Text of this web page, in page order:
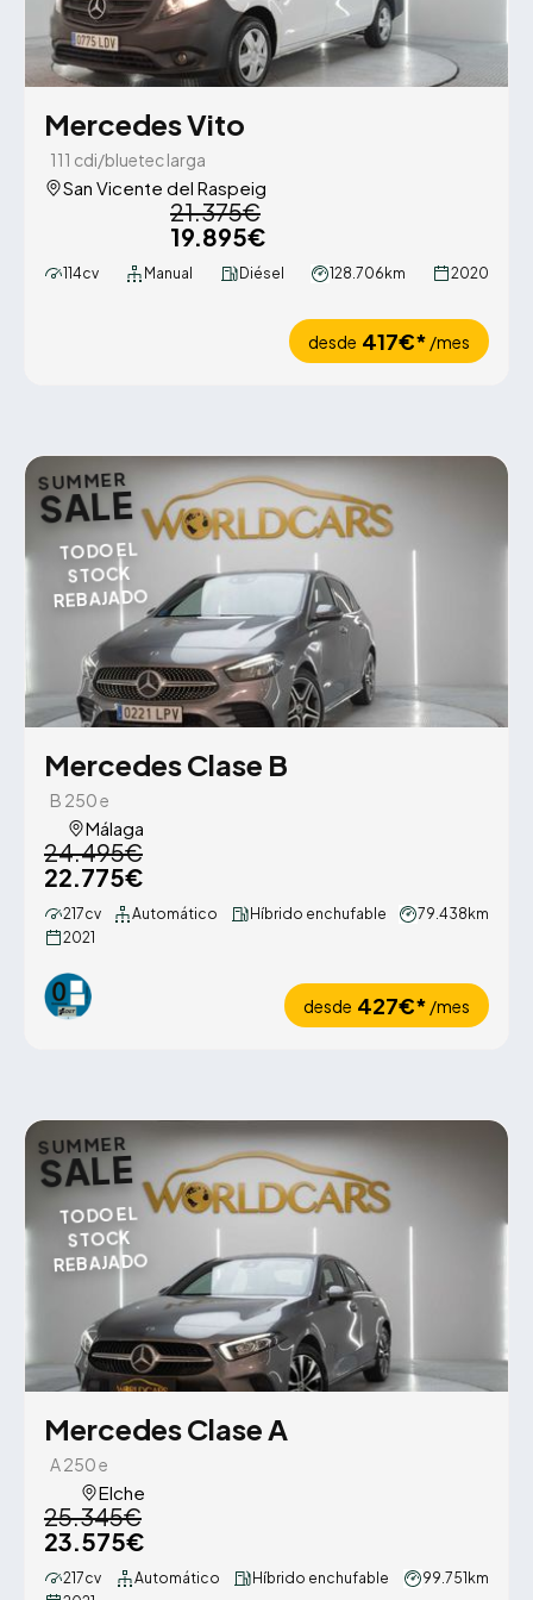
Mercedes Vito
111 cdi/bluetec larga
San Vicente del Raspeig
21.375€
19.895€
114cv Manual Diésel 128.706km 2020
desde 417€* /mes
SUMMER
SALE
TODO EL
STOCK
REBAJADO
Mercedes Clase B
B 250 e
Málaga
24.495€
22.775€
217cv Automático Híbrido enchufable
79.438km
2021
desde 427€* /mes
SUMMER
SALE
TODO EL
STOCK
REBAJADO
Mercedes Clase A
A 250 e
Elche
25.345€
23.575€
217cv Automático Híbrido enchufable
99.751km